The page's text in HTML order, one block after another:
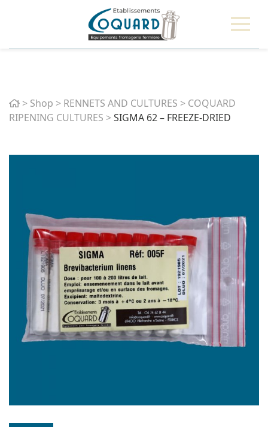
Home
> Shop > RENNETS AND CULTURES > COQUARD
RIPENING CULTURES >SIGMA 62 – FREEZE-DRIED